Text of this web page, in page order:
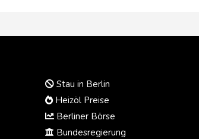
Stau in Berlin
Heizöl Preise
Berliner Börse
Bundesregierung